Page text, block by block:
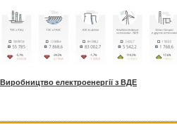
Виробництво електроенергії з ВДЕ